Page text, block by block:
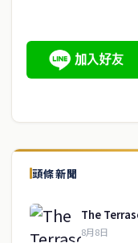
頭條新聞
The
8月8日